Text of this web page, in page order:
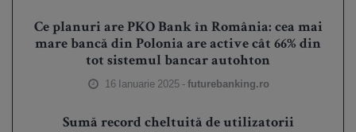
Ce planuri are PKO Bank în România: cea mai
mare bancă din Polonia are active cât 66% din
tot sistemul bancar autohton
16 Ianuarie 2025 -futurebanking.ro
Sumă record cheltuită de utilizatorii